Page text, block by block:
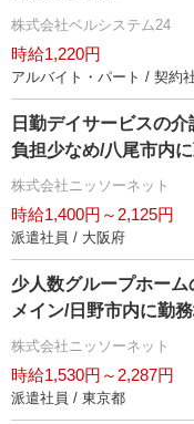
株式会社ベルシステム24
時給1,220円
アルバイト・パート / 契約
日勤デイサービスの
負担少なめ/八尾市内
株式会社ニッソーネット
時給1,400円～2,125円
派遣社員 / 大阪府
少人数グループホー
メイン/日野市内に勤
株式会社ニッソーネット
時給1,530円～2,287円
派遣社員 / 東京都